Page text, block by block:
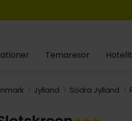
Temaresor
Jylland Södra Jylland